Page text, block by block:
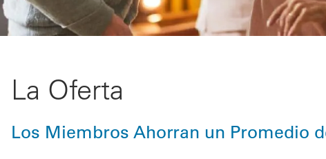
La Oferta
Los Miembros Ahorran un Promedio